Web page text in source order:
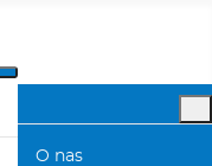
O nas